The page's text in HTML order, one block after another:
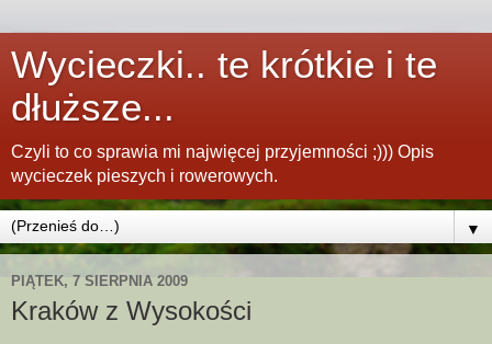
Wycieczki.. te krótkie i te
dłuższe...
Czyli to co sprawia mi najwięcej przyjemności ;))) Opis
wycieczek pieszych i rowerowych.
▼
PIĄTEK, 7 SIERPNIA 2009
Kraków z Wysokości